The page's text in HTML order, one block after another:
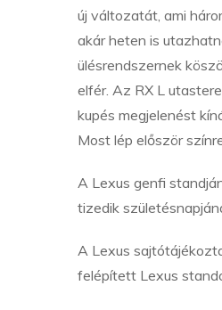
új változatát, ami
akár heten is
ülésrendszernek
elfér. Az RX L
kupés megjelenést
Most lép először
A Lexus genfi
tizedik
A Lexus
felépített Lexus